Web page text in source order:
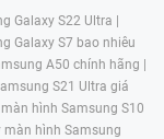
Galaxy S22 Ultra |
Galaxy S7 bao nhiêu
A50 chính hãng |
S21 Ultra giá
hình Samsung S10
màn hình Samsung